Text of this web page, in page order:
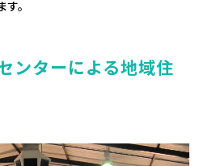
。
ンターによる地域住